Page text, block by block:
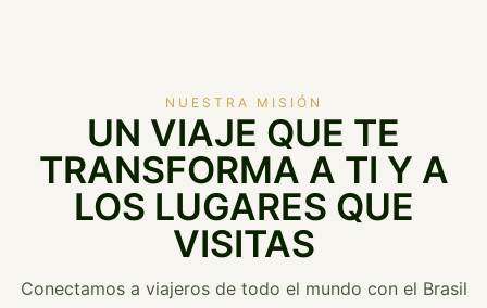
NUESTRA MISIÓN
UN VIAJE QUE TE
TRANSFORMA A TI Y A
LOS LUGARES QUE
VISITAS
Conectamos a viajeros de todo el mundo con el Brasil